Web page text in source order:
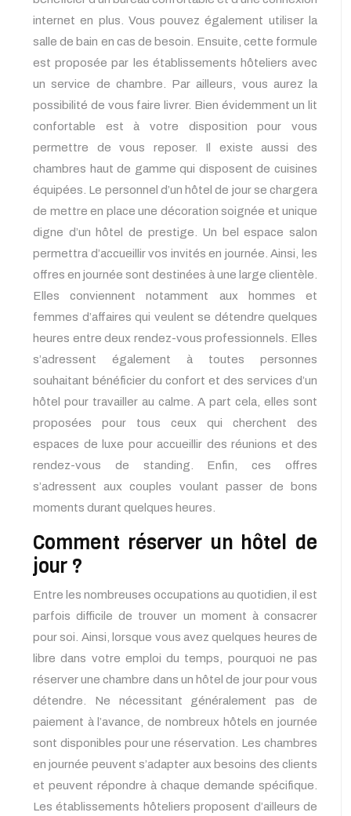
internet en plus. Vous pouvez également utiliser la
salle de bain en cas de besoin. Ensuite, cette formule
est proposée par les établissements hôteliers avec
un service de chambre. Par ailleurs, vous aurez la
possibilité de vous faire livrer. Bien évidemment un lit
confortable est à votre disposition pour vous
permettre de vous reposer. Il existe aussi des
chambres haut de gamme qui disposent de cuisines
équipées. Le personnel d’un hôtel de jour se chargera
de mettre en place une décoration soignée et unique
digne d’un hôtel de prestige. Un bel espace salon
permettra d’accueillir vos invités en journée. Ainsi, les
offres en journée sont destinées à une large clientèle.
Elles conviennent notamment aux hommes et
femmes d’affaires qui veulent se détendre quelques
heures entre deux rendez-vous professionnels. Elles
s’adressent également à toutes personnes
souhaitant bénéficier du confort et des services d’un
hôtel pour travailler au calme. A part cela, elles sont
proposées pour tous ceux qui cherchent des
espaces de luxe pour accueillir des réunions et des
rendez-vous de standing. Enfin, ces offres
s’adressent aux couples voulant passer de bons
moments durant quelques heures.
Comment réserver un hôtel de
jour ?
Entre les nombreuses occupations au quotidien, il est
parfois difficile de trouver un moment à consacrer
pour soi. Ainsi, lorsque vous avez quelques heures de
libre dans votre emploi du temps, pourquoi ne pas
réserver une chambre dans un hôtel de jour pour vous
détendre. Ne nécessitant généralement pas de
paiement à l’avance, de nombreux hôtels en journée
sont disponibles pour une réservation. Les chambres
en journée peuvent s’adapter aux besoins des clients
et peuvent répondre à chaque demande spécifique.
Les établissements hôteliers proposent d’ailleurs de